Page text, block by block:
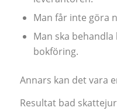
Man får inte göra
Man ska
bokföring.
Annars kan det vara
Resultat bad